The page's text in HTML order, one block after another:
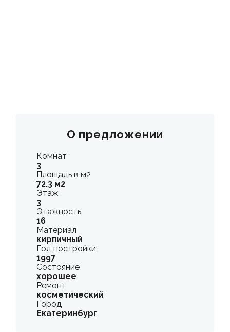
О предложении
Комнат
3
Площадь в м2
72.3 м2
Этаж
3
Этажность
16
Материал
кирпичный
Год постройки
1997
Состояние
хорошее
Ремонт
косметический
Город
Екатеринбург